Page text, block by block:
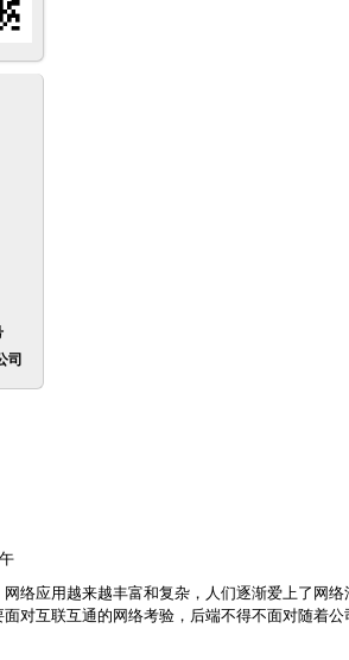
司
络应用越来越丰富和复杂，人们逐渐爱上了网
对互联互通的网络考验，后端不得不面对随着